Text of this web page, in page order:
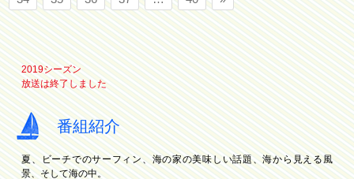
2019シーズン
放送は終了しました
番組紹介
夏、ビーチでのサーフィン、海の家の美味しい話題、海から見える風
景、そして海の中。